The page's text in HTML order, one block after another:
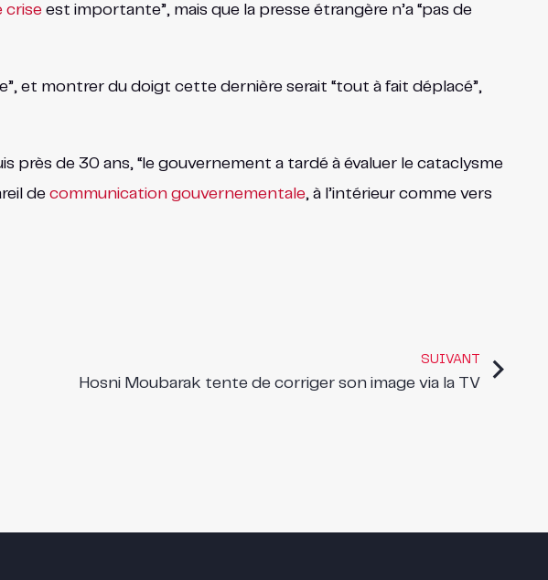
criseest importante”, mais que la presse étrangère n’a “pas de
et montrer du doigt cette dernière serait “tout à fait déplacé”,
près de 30 ans, “le gouvernement a tardé à évaluer le cataclysme
de communication gouvernementale, à l’intérieur comme vers
SUIVANT
Hosni Moubarak tente de corriger son image via la TV